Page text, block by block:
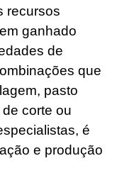
recursos
ganhado
de
que
pasto
corte ou
é
e produção